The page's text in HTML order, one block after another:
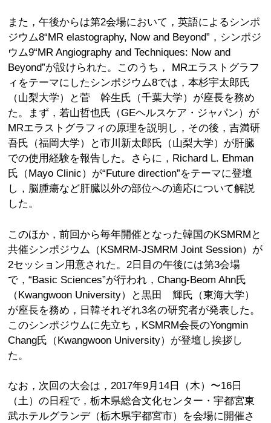
また，午後からは第2会場において，英語によるシンポ
ジウム8“MR elastography, Now and Beyond”，シンポジ
ウム9“MR Angiography and Techniques: Now and
Beyond”が設けられた。このうち， MRエラストグラフ
ィをテーマにしたシンポジウム8では，本杉宇太郎氏
（山梨大学）と菅 幹生氏（千葉大学）が座長を務め
た。まず，若山哲也氏（GEヘルスケア・ジャパン）が
MRエラストグラフィの原理を説明し，その後，吉満研
吾氏（福岡大学）と市川新太郎氏（山梨大学）が肝臓
での使用経験を報告した。さらに，Richard L. Ehman
氏（Mayo Clinic）が“Future direction”をテーマに登壇
し，脳腫瘍など肝臓以外の部位への適応について解説
した。
このほか，前回から毎年開催となった韓国のKSMRMと
共催シンポジウム（KSMRM-JSMRM Joint Session）が
2セッション用意された。2日目の午後には第3会場
で，“Basic Sciences”が行われ，Chang-Beom Ahn氏
（Kwangwoon University）と黒田 輝氏（東海大学）
が座長を務め，日韓それぞれ3名の研究者が発表した。
このシンポジウムに先立ち，KSMRM会長のYongmin
Chang氏（Kwangwoon University）が登壇し挨拶し
た。
なお，次回の大会は，2017年9月14日（木）〜16日
（土）の日程で，栃木県総合文化センター・宇都宮東
武ホテルグランデ（栃木県宇都宮市）を会場に開催さ